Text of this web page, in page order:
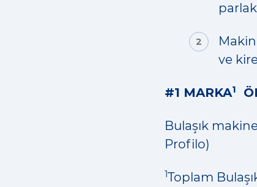
ve
#1 MARKA1
Bulaşık
Profilo)
1Toplam